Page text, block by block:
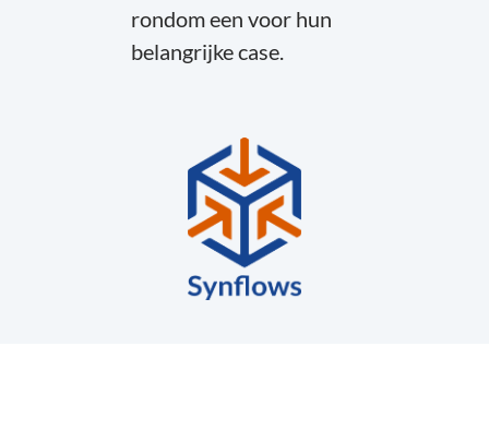
rondom een voor hun
belangrijke case.